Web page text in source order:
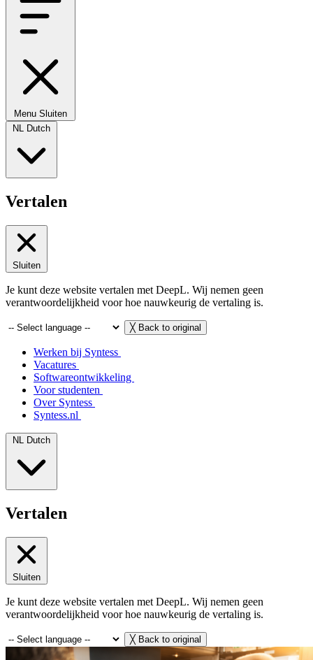
Menu Sluiten
NL Dutch
Vertalen
Sluiten
Je kunt deze website vertalen met DeepL. Wij nemen geen
verantwoordelijkheid voor hoe nauwkeurig de vertaling is.
╳ Back to original
Werken bij Syntess
Vacatures
Softwareontwikkeling
Voor studenten
Over Syntess
Syntess.nl
NL Dutch
Vertalen
Sluiten
Je kunt deze website vertalen met DeepL. Wij nemen geen
verantwoordelijkheid voor hoe nauwkeurig de vertaling is.
╳ Back to original